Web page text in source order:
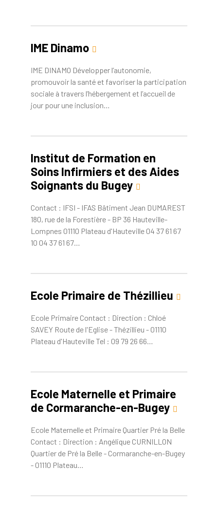
IME Dinamo
IME DINAMO Développer l’autonomie,
promouvoir la santé et favoriser la participation
sociale à travers l’hébergement et l’accueil de
jour pour une inclusion…
Institut de Formation en
Soins Infirmiers et des Aides
Soignants du Bugey
Contact : IFSI - IFAS Bâtiment Jean DUMAREST
180, rue de la Forestière - BP 36 Hauteville-
Lompnes 01110 Plateau d'Hauteville 04 37 61 67
10 04 37 61 67…
Ecole Primaire de Thézillieu
Ecole Primaire Contact : Direction : Chloé
SAVEY Route de l'Eglise - Thézillieu - 01110
Plateau d'Hauteville Tel : 09 79 26 66…
Ecole Maternelle et Primaire
de Cormaranche-en-Bugey
Ecole Maternelle et Primaire Quartier Pré la Belle
Contact : Direction : Angélique CURNILLON
Quartier de Pré la Belle - Cormaranche-en-Bugey
- 01110 Plateau…